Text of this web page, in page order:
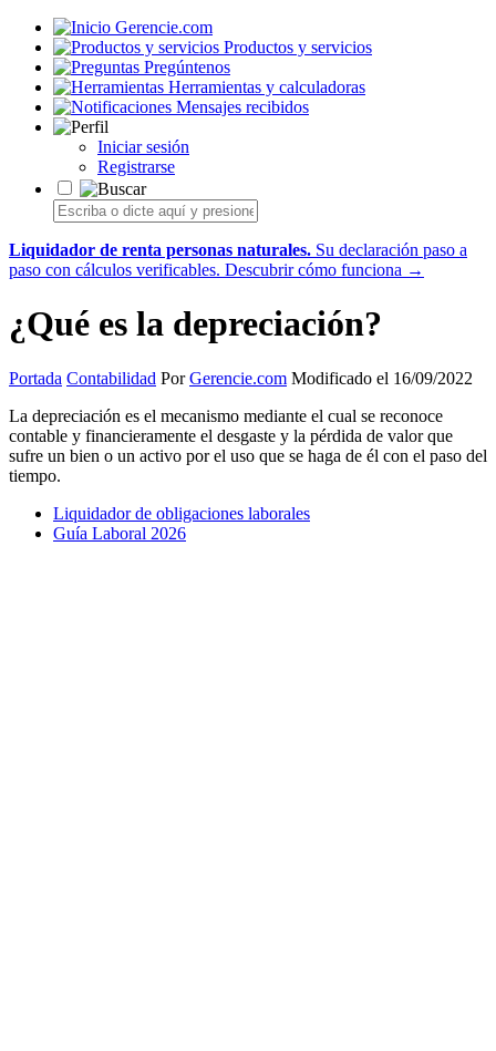
Gerencie.com
Productos y servicios
Pregúntenos
Herramientas y calculadoras
Mensajes recibidos
Iniciar sesión
Registrarse
Liquidador de renta personas naturales. Su declaración paso a
paso con cálculos verificables. Descubrir cómo funciona →
¿Qué es la depreciación?
Portada Contabilidad PorGerencie.com Modificado el 16/09/2022
La depreciación es el mecanismo mediante el cual se reconoce
contable y financieramente el desgaste y la pérdida de valor que
sufre un bien o un activo por el uso que se haga de él con el paso del
tiempo.
Liquidador de obligaciones laborales
Guía Laboral 2026